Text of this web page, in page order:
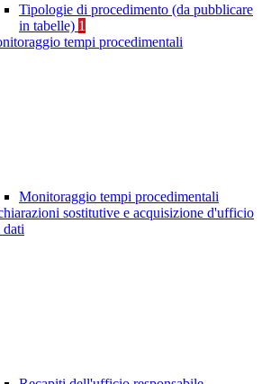
Tipologie di procedimento (da pubblicare
in tabelle) 1
tempi procedimentali
Monitoraggio tempi procedimentali
sostitutive e acquisizione d'ufficio
dati